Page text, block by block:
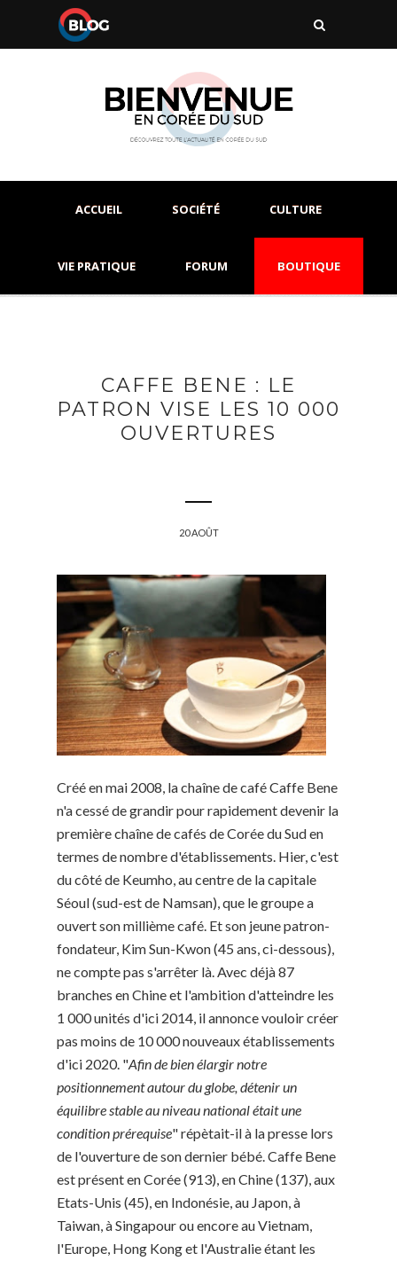
ACCUEIL SOCIÉTÉ CULTURE
VIE PRATIQUE FORUM BOUTIQUE
CAFFE BENE : LE
PATRON VISE LES 10 000
OUVERTURES
20 AOÛT
Créé en mai 2008, la chaîne de café Caffe Bene
n'a cessé de grandir pour rapidement devenir la
première chaîne de cafés de Corée du Sud en
termes de nombre d'établissements. Hier, c'est
du côté de Keumho, au centre de la capitale
Séoul (sud-est de Namsan), que le groupe a
ouvert son millième café. Et son jeune patron-
fondateur, Kim Sun-Kwon (45 ans, ci-dessous),
ne compte pas s'arrêter là. Avec déjà 87
branches en Chine et l'ambition d'atteindre les
1 000 unités d'ici 2014, il annonce vouloir créer
pas moins de 10 000 nouveaux établissements
d'ici 2020. "Afin de bien élargir notre
positionnement autour du globe, détenir un
équilibre stable au niveau national était une
condition prérequise" répètait-il à la presse lors
de l'ouverture de son dernier bébé. Caffe Bene
est présent en Corée (913), en Chine (137), aux
Etats-Unis (45), en Indonésie, au Japon, à
Taiwan, à Singapour ou encore au Vietnam,
l'Europe, Hong Kong et l'Australie étant les